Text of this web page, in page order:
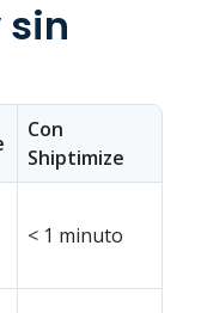
sin
Con
Shiptimize
< 1 minuto